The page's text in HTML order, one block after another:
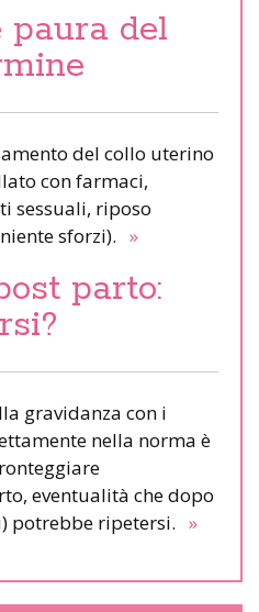
paura del
del collo uterino
con farmaci,
sessuali, riposo
sforzi). »
parto:
gravidanza con i
nella norma è
eventualità che dopo
potrebbe ripetersi. »